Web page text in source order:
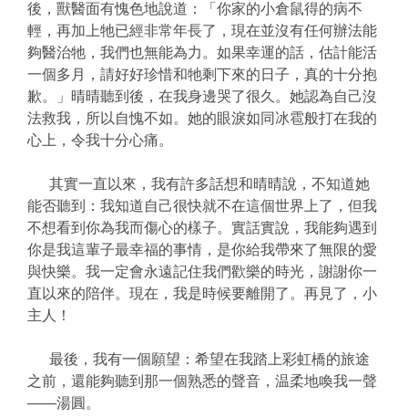
後，獸醫面有愧色地說道：「你家的小倉鼠得的病不
輕，再加上牠已經非常年長了，現在並沒有任何辦法能
夠醫治牠，我們也無能為力。如果幸運的話，估計能活
一個多月，請好好珍惜和牠剩下來的日子，真的十分抱
歉。」晴晴聽到後，在我身邊哭了很久。她認為自己沒
法救我，所以自愧不如。她的眼淚如同冰雹般打在我的
心上，令我十分心痛。
其實一直以來，我有許多話想和晴晴說，不知道她
能否聽到：我知道自己很快就不在這個世界上了，但我
不想看到你為我而傷心的樣子。實話實說，我能夠遇到
你是我這輩子最幸福的事情，是你給我帶來了無限的愛
與快樂。我一定會永遠記住我們歡樂的時光，謝謝你一
直以來的陪伴。現在，我是時候要離開了。再見了，小
主人！
最後，我有一個願望：希望在我踏上彩虹橋的旅途
之前，還能夠聽到那一個熟悉的聲音，温柔地喚我一聲
——湯圓。